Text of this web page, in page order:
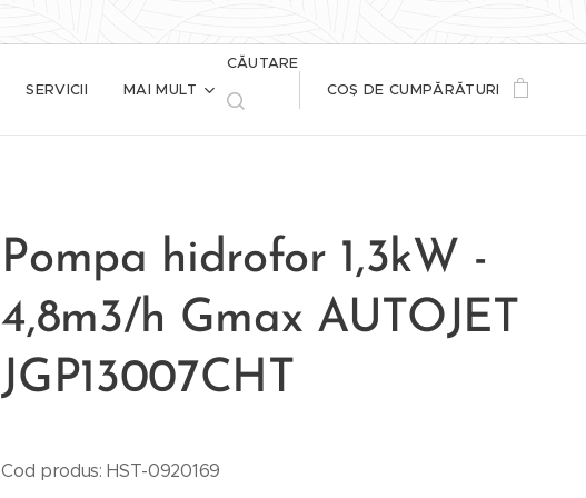
SERVICII MAI MULT
CĂUTARE
COȘ DE CUMPĂRĂTURI
Pompa hidrofor 1,3kW -
4,8m3/h Gmax AUTOJET
JGP13007CHT
Cod produs: HST-0920169